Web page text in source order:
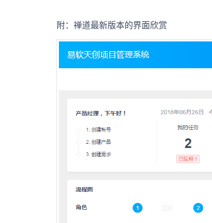
附：禅道最新版本的界面欣赏